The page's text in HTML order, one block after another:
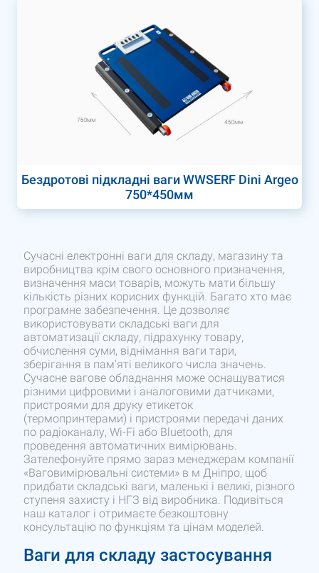
Бездротові підкладні ваги WWSERF Dini Argeo
750*450мм
Сучасні електронні ваги для складу, магазину та
виробництва крім свого основного призначення,
визначення маси товарів, можуть мати більшу
кількість різних корисних функцій. Багато хто має
програмне забезпечення. Це дозволяє
використовувати складські ваги для
автоматизації складу, підрахунку товару,
обчислення суми, віднімання ваги тари,
зберігання в пам'яті великого числа значень.
Сучасне вагове обладнання може оснащуватися
різними цифровими і аналоговими датчиками,
пристроями для друку етикеток
(термопринтерами) і пристроями передачі даних
по радіоканалу, Wi-Fi або Bluetooth, для
проведення автоматичних вимірювань.
Зателефонуйте прямо зараз менеджерам компанії
«Ваговимірювальні системи» в м Дніпро, щоб
придбати складські ваги, маленькі і великі, різного
ступеня захисту і НГЗ від виробника. Подивіться
наш каталог і отримаєте безкоштовну
консультацію по функціям та цінам моделей.
Ваги для складу застосування